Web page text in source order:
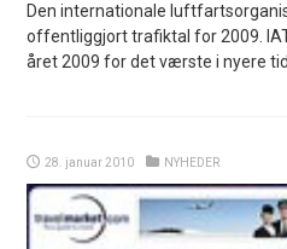
Den internationale
offentliggjort trafiktal for 2009.
året 2009 for det værste i nyere
28. januar 2010 NYHEDER